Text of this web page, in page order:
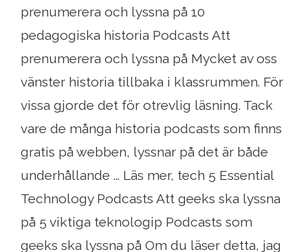
prenumerera och lyssna på 10
pedagogiska historia Podcasts Att
prenumerera och lyssna på Mycket av oss
vänster historia tillbaka i klassrummen. För
vissa gjorde det för otrevlig läsning. Tack
vare de många historia podcasts som finns
gratis på webben, lyssnar på det är både
underhållande ... Läs mer, tech 5 Essential
Technology Podcasts Att geeks ska lyssna
på 5 viktiga teknologip Podcasts som
geeks ska lyssna på Om du läser detta, jag